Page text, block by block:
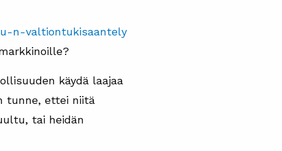
n-valtiontukisaantely
käydä laajaa
tunne, ettei niitä
tai heidän